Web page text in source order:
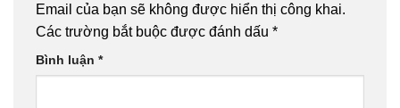
Email của bạn sẽ không được hiển thị công khai.
Các trường bắt buộc được đánh dấu *
Bình luận *